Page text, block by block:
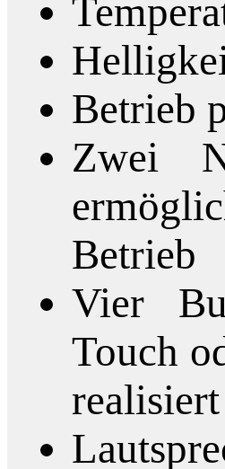
Betrieb
Zwei
Betrieb
Vier
Touch
realisiert